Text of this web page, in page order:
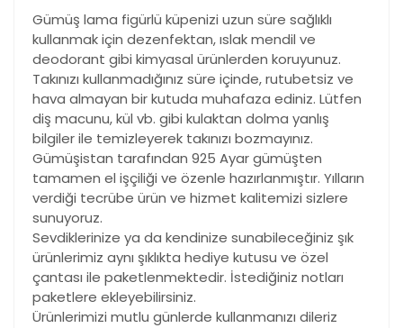
Gümüş lama figürlü küpenizi uzun süre sağlıklı
kullanmak için dezenfektan, ıslak mendil ve
deodorant gibi kimyasal ürünlerden koruyunuz.
Takınızı kullanmadığınız süre içinde, rutubetsiz ve
hava almayan bir kutuda muhafaza ediniz. Lütfen
diş macunu, kül vb. gibi kulaktan dolma yanlış
bilgiler ile temizleyerek takınızı bozmayınız.
Gümüşistan tarafından 925 Ayar gümüşten
tamamen el işçiliği ve özenle hazırlanmıştır. Yılların
verdiği tecrübe ürün ve hizmet kalitemizi sizlere
sunuyoruz.
Sevdiklerinize ya da kendinize sunabileceğiniz şık
ürünlerimiz aynı şıklıkta hediye kutusu ve özel
çantası ile paketlenmektedir. İstediğiniz notları
paketlere ekleyebilirsiniz.
Ürünlerimizi mutlu günlerde kullanmanızı dileriz